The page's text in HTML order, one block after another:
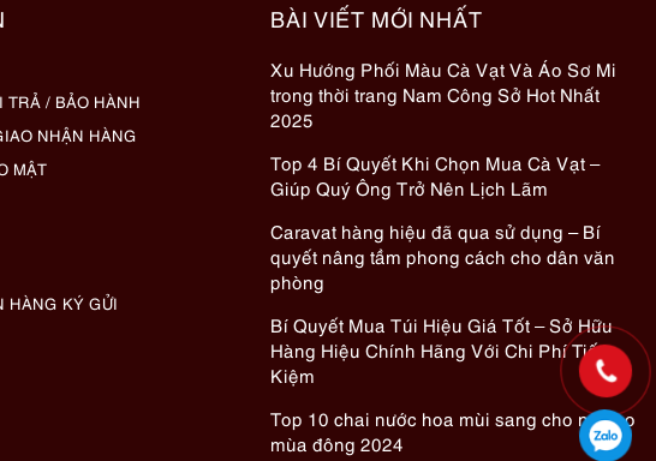
TRẢ / BẢO HÀNH
NHẬN HÀNG
MẬT
HÀNG KÝ GỬI
BÀI VIẾT MỚI NHẤT
Xu Hướng Phối Màu Cà Vạt Và Áo Sơ Mi
trong thời trang Nam Công Sở Hot Nhất
2025
Top 4 Bí Quyết Khi Chọn Mua Cà Vạt –
Giúp Quý Ông Trở Nên Lịch Lãm
Caravat hàng hiệu đã qua sử dụng – Bí
quyết nâng tầm phong cách cho dân văn
phòng
Bí Quyết Mua Túi Hiệu Giá Tốt – Sở Hữu
Hàng Hiệu Chính Hãng Với Chi Phí Tiết
Kiệm
Top 10 chai nước hoa mùi sang cho nữ cho
mùa đông 2024